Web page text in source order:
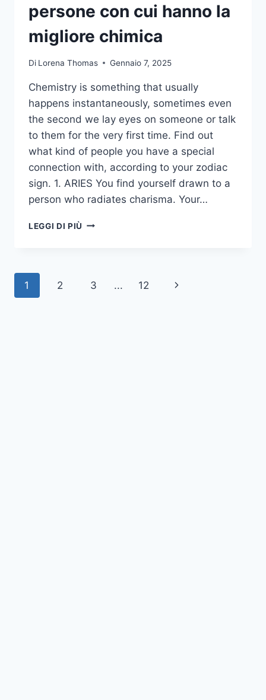
persone con cui hanno la
migliore chimica
Di Lorena Thomas Gennaio 7, 2025
Chemistry is something that usually
happens instantaneously, sometimes even
the second we lay eyes on someone or talk
to them for the very first time. Find out
what kind of people you have a special
connection with, according to your zodiac
sign. 1. ARIES You find yourself drawn to a
person who radiates charisma. Your…
LEGGI DI PIÙ 12
DI
Navigazione
1 2 3 ... 12
Pagina